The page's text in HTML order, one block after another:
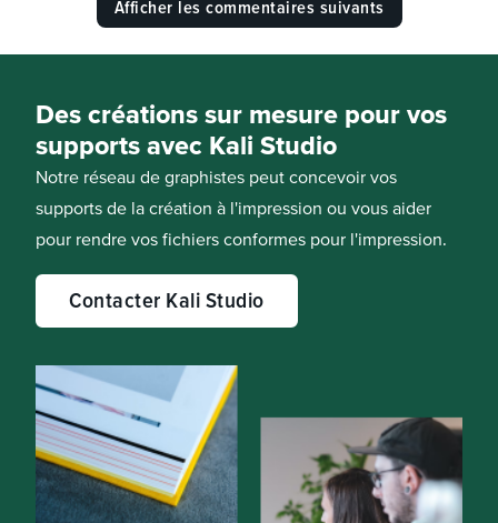
Afficher les commentaires suivants
Des créations sur mesure pour vos
supports avec Kali Studio
Notre réseau de graphistes peut concevoir vos
supports de la création à l'impression ou vous aider
pour rendre vos fichiers conformes pour l'impression.
Contacter Kali Studio